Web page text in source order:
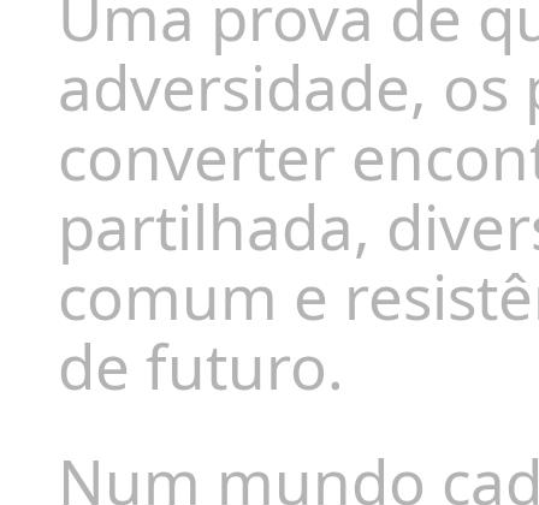
adversidade,
converter
partilhada,
comum e
de futuro.
Num mundo